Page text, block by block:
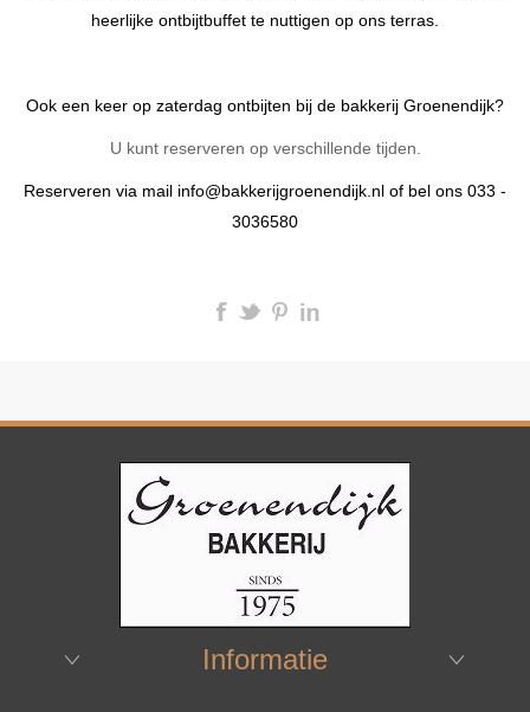
heerlijke ontbijtbuffet te nuttigen op ons terras.
Ook een keer op zaterdag ontbijten bij de bakkerij Groenendijk?
U kunt reserveren op verschillende tijden.
Reserveren via mail info@bakkerijgroenendijk.nl of bel ons 033 -
3036580
Informatie